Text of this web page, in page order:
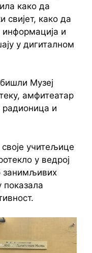
како да
свијет, како да
информација и
у дигиталном
Музеј
амфитеатар
радионица и
учитељице
у ведрој
занимљивих
показала